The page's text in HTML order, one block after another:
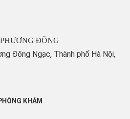
ĐÔNG
Đông Ngạc, Thành phố Hà Nội,
KHÁM